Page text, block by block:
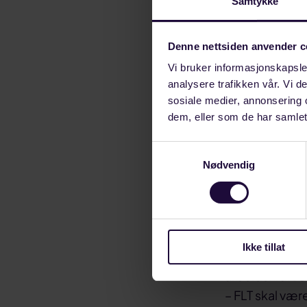
Denne nettsiden anvender
Vi bruker
analysere trafikken vår. Vi
sosiale medier,
dem, eller som de har
Nødvendig
Ikke tillat
at Norge
Han fortalte
han vil at
fortalte om
Det var et
om
nevne noe.
være innom en
mangel på
– FLT skal